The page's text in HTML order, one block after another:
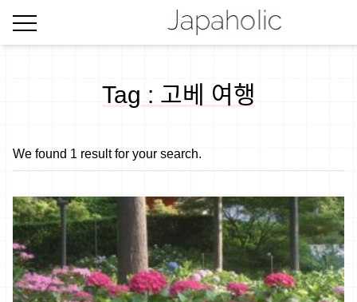
Tag : 고베 여행
We found 1 result for your search.